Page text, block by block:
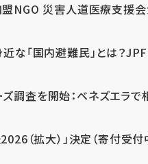
NGO 災害人道医療支援
近な「国内避難民」とは？
調査を開始：ベネズエラ
（拡大）」決定（寄付受付